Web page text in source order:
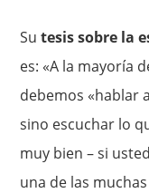
Su tesis sobre la
es: «A la mayoría
debemos «hablar
sino escuchar lo
muy bien – si
una de las